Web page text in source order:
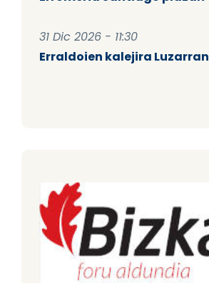
31 Dic 2026 - 11:30
Erraldoien kalejira Luzarran